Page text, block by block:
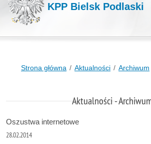
KPP Bielsk Podlaski
Strona główna Aktualności Archiwum
Aktualności -
Oszustwa internetowe
28.02.2014